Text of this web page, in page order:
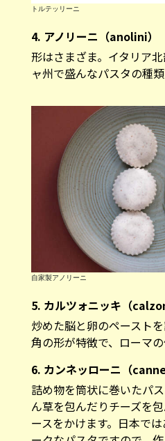
トルテッリーニ
4. アノリーニ（anolini）
形はさまざま。イタリア
ャ州で盛んなパスタの種類
自家製アノリーニ
5. カルツォニッキ（
炒めた脳と卵のペースト
角の形が特徴で、ローマの
6. カンネッローニ（
詰め物を筒状に巻いたパ
ん草を包んだりチーズを
ースをかけます。日本で